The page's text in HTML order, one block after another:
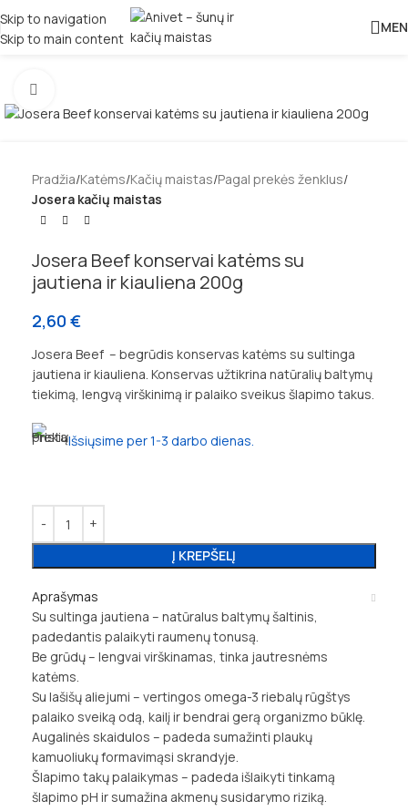
Skip to navigation
Skip to main content
Pradžia Katėms Kačių maistas Pagal prekės ženklus
Josera kačių maistas
Josera Beef konservai katėms su
jautiena ir kiauliena 200g
2,60 €
Josera Beef – begrūdis konservas katėms su sultinga
jautiena ir kiauliena. Konservas užtikrina natūralių baltymų
tiekimą, lengvą virškinimą ir palaiko sveikus šlapimo takus.
Išsiųsime per 1-3 darbo dienas.
Į KREPŠELĮ
Aprašymas
Su sultinga jautiena – natūralus baltymų šaltinis,
padedantis palaikyti raumenų tonusą.
Be grūdų – lengvai virškinamas, tinka jautresnėms
katėms.
Su lašišų aliejumi – vertingos omega-3 riebalų rūgštys
palaiko sveiką odą, kailį ir bendrai gerą organizmo būklę.
Augalinės skaidulos – padeda sumažinti plaukų
kamuoliukų formavimąsi skrandyje.
Šlapimo takų palaikymas – padeda išlaikyti tinkamą
šlapimo pH ir sumažina akmenų susidarymo riziką.